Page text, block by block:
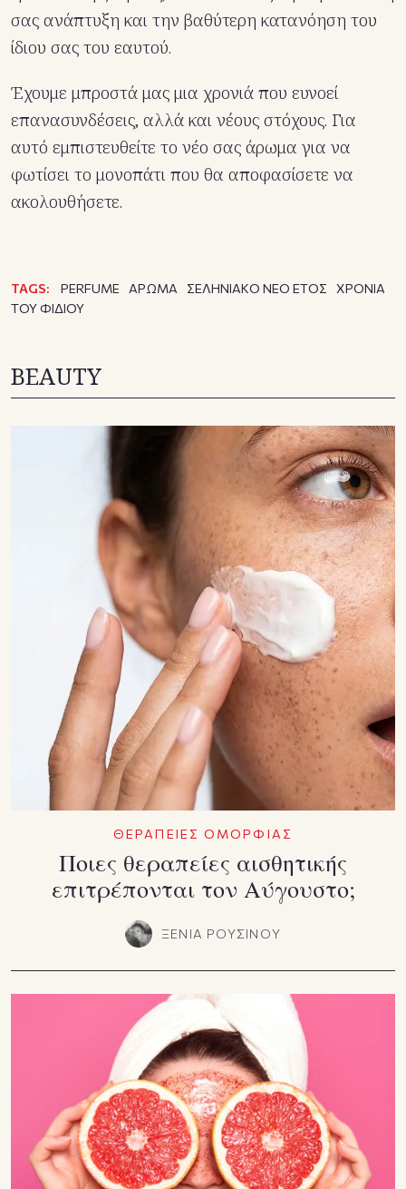
σας ανάπτυξη και την βαθύτερη κατανόηση του
ίδιου σας του εαυτού.
Έχουμε μπροστά μας μια χρονιά που ευνοεί
επανασυνδέσεις, αλλά και νέους στόχους. Για
αυτό εμπιστευθείτε το νέο σας άρωμα για να
φωτίσει το μονοπάτι που θα αποφασίσετε να
ακολουθήσετε.
TAGS: PERFUME ΑΡΩΜΑ ΣΕΛΗΝΙΑΚΟ ΝΕΟ ΕΤΟΣ
ΧΡΟΝΙΑ
ΤΟΥ ΦΙΔΙΟΥ
BEAUTY
ΘΕΡΑΠΕΙΕΣ ΟΜΟΡΦΙΑΣ
Ποιες θεραπείες αισθητικής
επιτρέπονται τον Αύγουστο;
ΞΕΝΙΑ ΡΟΥΣΙΝΟΥ